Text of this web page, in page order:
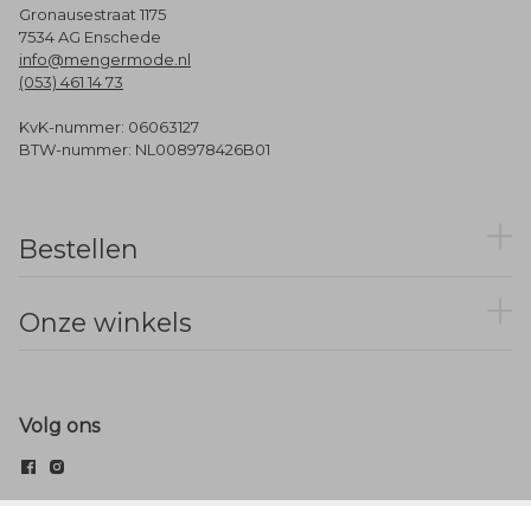
Gronausestraat 1175
7534 AG Enschede
info@mengermode.nl
(053) 461 14 73
KvK-nummer: 06063127
BTW-nummer: NL008978426B01
Bestellen
Onze winkels
Volg ons